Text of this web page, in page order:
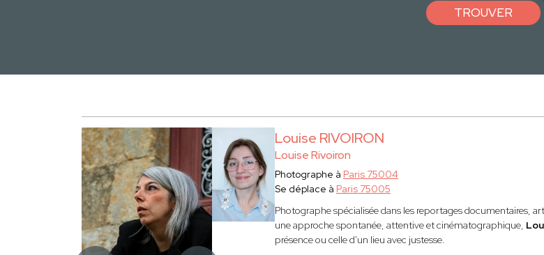
TROUVER
Louise RIVOIRON
Louise Rivoiron
Photographe à Paris 75004
Se déplace à Paris 75005
Photographe spécialisée dans les reportages documentaires,
une approche spontanée, attentive et cinématographique,
présence ou celle d'un lieu avec justesse.